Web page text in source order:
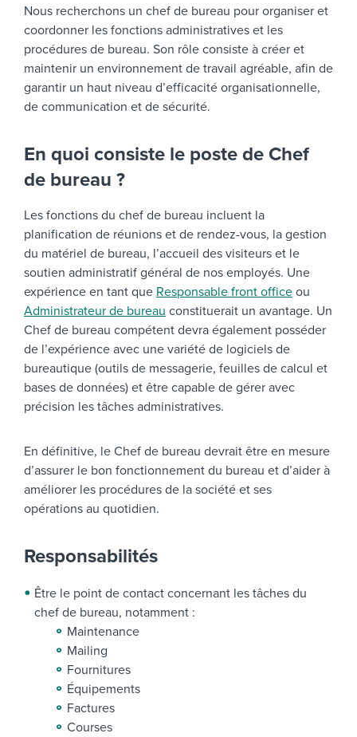
Nous recherchons un chef de bureau pour organiser et
coordonner les fonctions administratives et les
procédures de bureau. Son rôle consiste à créer et
maintenir un environnement de travail agréable, afin de
garantir un haut niveau d’efficacité organisationnelle,
de communication et de sécurité.
En quoi consiste le poste de Chef
de bureau ?
Les fonctions du chef de bureau incluent la
planification de réunions et de rendez-vous, la gestion
du matériel de bureau, l’accueil des visiteurs et le
soutien administratif général de nos employés. Une
expérience en tant que Responsable front office ou
Administrateur de bureau constituerait un avantage. Un
Chef de bureau compétent devra également posséder
de l’expérience avec une variété de logiciels de
bureautique (outils de messagerie, feuilles de calcul et
bases de données) et être capable de gérer avec
précision les tâches administratives.
En définitive, le Chef de bureau devrait être en mesure
d’assurer le bon fonctionnement du bureau et d’aider à
améliorer les procédures de la société et ses
opérations au quotidien.
Responsabilités
Être le point de contact concernant les tâches du
chef de bureau, notamment :
Maintenance
Mailing
Fournitures
Équipements
Factures
Courses